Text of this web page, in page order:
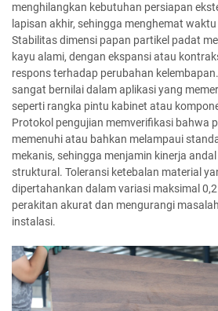
menghilangkan kebutuhan persiapan
lapisan akhir, sehingga menghemat
Stabilitas dimensi papan partikel padat
kayu alami, dengan ekspansi atau
respons terhadap perubahan
sangat bernilai dalam aplikasi yang
seperti rangka pintu kabinet atau
Protokol pengujian memverifikasi bahwa
memenuhi atau bahkan melampaui
mekanis, sehingga menjamin kinerja
struktural. Toleransi ketebalan material
dipertahankan dalam variasi maksimal
perakitan akurat dan mengurangi
instalasi.